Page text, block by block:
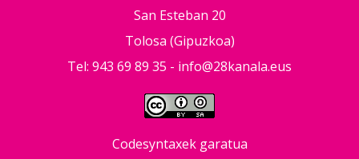
San Esteban 20
Tolosa (Gipuzkoa)
Tel: 943 69 89 35 - info@28kanala.eus
Codesyntaxek garatua